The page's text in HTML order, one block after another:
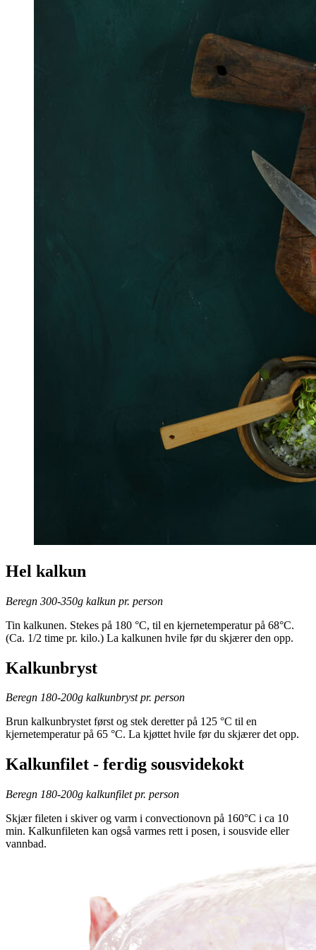
Hel kalkun
Beregn 300-350g kalkun pr. person
Tin kalkunen. Stekes på 180 °C, til en kjernetemperatur på 68°C.
(Ca. 1/2 time pr. kilo.) La kalkunen hvile før du skjærer den opp.
Kalkunbryst
Beregn 180-200g kalkunbryst pr. person
Brun kalkunbrystet først og stek deretter på 125 °C til en
kjernetemperatur på 65 °C. La kjøttet hvile før du skjærer det opp.
Kalkunfilet - ferdig sousvidekokt
Beregn 180-200g kalkunfilet pr. person
Skjær fileten i skiver og varm i convectionovn på 160°C i ca 10
min. Kalkunfileten kan også varmes rett i posen, i sousvide eller
vannbad.